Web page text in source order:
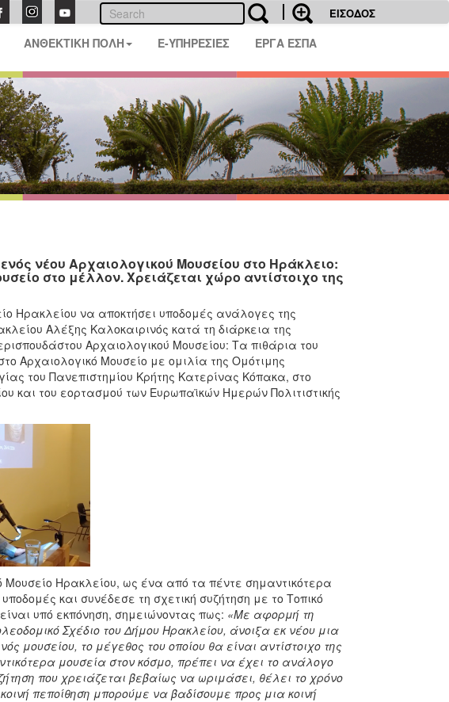
ΕΙΣΟΔΟΣ
ΑΝΘΕΚΤΙΚΗ ΠΟΛΗ E-ΥΠΗΡΕΣΙΕΣ ΕΡΓΑ ΕΣΠΑ
νέου Αρχαιολογικού Μουσείου στο Ηράκλειο:
στο μέλλον. Χρειάζεται χώρο αντίστοιχο της
Ηρακλείου να αποκτήσει υποδομές ανάλογες της
Αλέξης Καλοκαιρινός κατά τη διάρκεια της
Αρχαιολογικού Μουσείου: Τα πιθάρια του
Αρχαιολογικό Μουσείο με ομιλία της Ομότιμης
του Πανεπιστημίου Κρήτης Κατερίνας Κόπακα, στο
και του εορτασμού των Ευρωπαϊκών Ημερών Πολιτιστικής
Μουσείο Ηρακλείου, ως ένα από τα πέντε σημαντικότερα
και συνέδεσε τη σχετική συζήτηση με το Τοπικό
υπό εκπόνηση, σημειώνοντας πως: «Με αφορμή τη
Σχέδιο του Δήμου Ηρακλείου, άνοιξα εκ νέου μια
μουσείου, το μέγεθος του οποίου θα είναι αντίστοιχο της
μουσεία στον κόσμο, πρέπει να έχει το ανάλογο
που χρειάζεται βεβαίως να ωριμάσει, θέλει το χρόνο
πεποίθηση μπορούμε να βαδίσουμε προς μια κοινή